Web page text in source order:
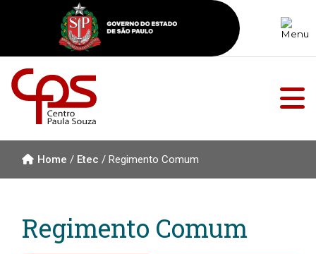
Home / Etec / Regimento Comum
Regimento Comum